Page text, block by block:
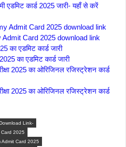
एडमिट कार्ड 2025 जारी- यहाँ से करें
Admit Card 2025 download link
Card 2025 download link
का एडमिट कार्ड जारी
का एडमिट कार्ड जारी
2025 का ओरिजिनल रजिस्ट्रेशन कार्ड
2025 का ओरिजिनल रजिस्ट्रेशन कार्ड
Link-
2025
Card 2025